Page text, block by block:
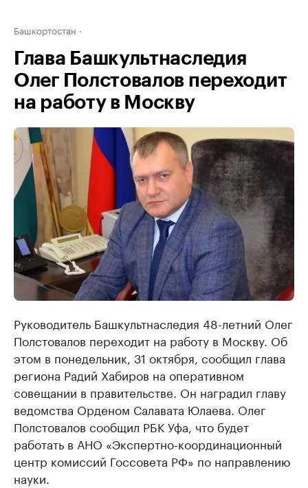
Башкортостан
Глава Башкультнаследия
Олег Полстовалов переходит
на работу в Москву
Руководитель Башкультнаследия 48-летний Олег
Полстовалов переходит на работу в Москву. Об
этом в понедельник, 31 октября, сообщил глава
региона Радий Хабиров на оперативном
совещании в правительстве. Он наградил главу
ведомства Орденом Салавата Юлаева. Олег
Полстовалов сообщил РБК Уфа, что будет
работать в АНО «Экспертно-координационный
центр комиссий Госсовета РФ» по направлению
науки.